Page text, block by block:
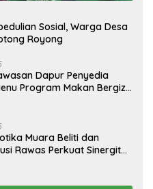
Sosial, Warga Desa
Royong
Dapur Penyedia
Program Makan Bergizi
Muara Beliti dan
Rawas Perkuat Sinergitas